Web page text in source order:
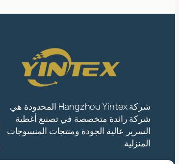
شركة Hangzhou Yintex المحدودة هي
شركة رائدة متخصصة في تصنيع أغطية
السرير عالية الجودة ومنتجات المنسوجات
المنزلية.